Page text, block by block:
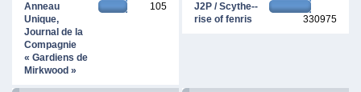
Anneau
Unique,
Journal de la
Compagnie
« Gardiens de
Mirkwood »
105
J2P / Scythe--
rise of fenris
330975